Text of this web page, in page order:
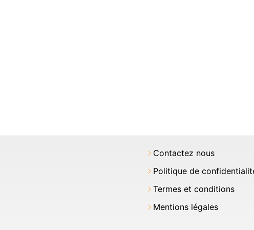
Contactez nous
Politique de
Termes et conditions
Mentions légales